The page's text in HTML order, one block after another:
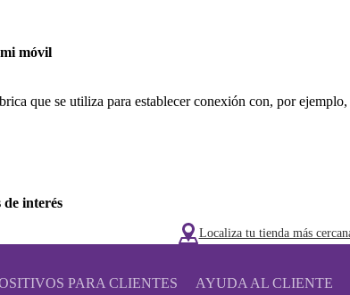
móvil
que se utiliza para establecer conexión con, por
de interés
Localiza tu tienda más
PARA CLIENTES AYUDA AL CLIENTE